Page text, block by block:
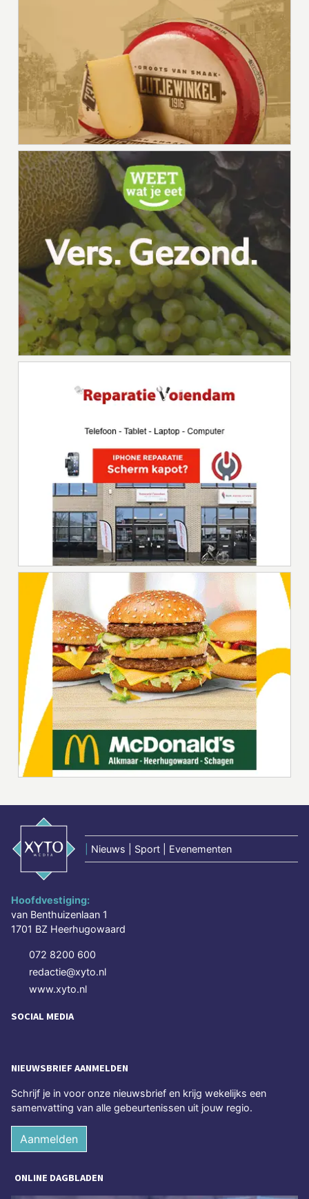
Nieuws | Sport | Evenementen
Hoofdvestiging:
van Benthuizenlaan 1
1701 BZ Heerhugowaard
072 8200 600
redactie@xyto.nl
www.xyto.nl
SOCIAL MEDIA
NIEUWSBRIEF AANMELDEN
Schrijf je in voor onze nieuwsbrief en krijg wekelijks een
samenvatting van alle gebeurtenissen uit jouw regio.
Aanmelden
ONLINE DAGBLADEN